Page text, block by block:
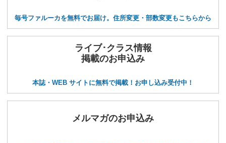
毎号ファルーカを無料でお届け。住所変更・部数変更もこちらから
ライブ･クラス情報
掲載のお申込み
本誌・WEB サイトに無料で掲載！お申し込み受付中！
メルマガのお申込み